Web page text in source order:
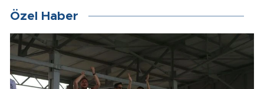
Özel Haber